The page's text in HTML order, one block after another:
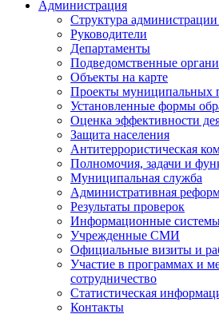
Администрация
Структура администрации
Руководители
Департаменты
Подведомственные
Объекты на карте
Проекты муниципальных
Установленные формы
Оценка эффективности
Защита населения
Антитеррористическая
Полномочия, задачи и
Муниципальная служба
Административная
Результаты проверок
Информационные
Учрежденные СМИ
Официальные визиты и
Участие в программах и
сотрудничество
Статистическая
Контакты